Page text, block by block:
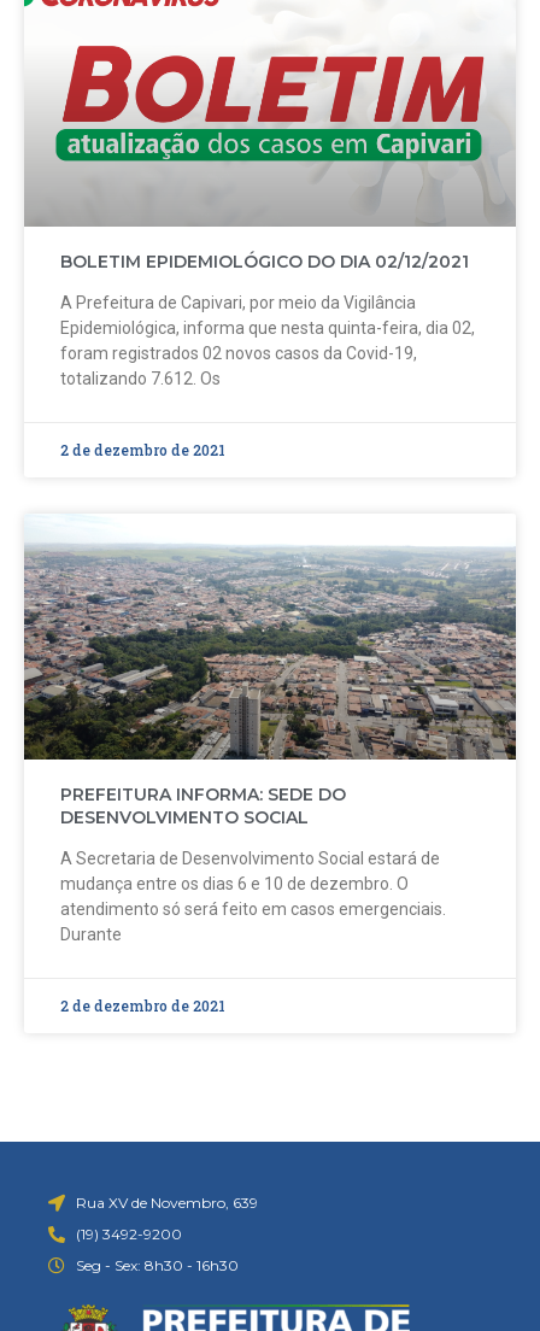
BOLETIM EPIDEMIOLÓGICO DO DIA 02/12/2021
A Prefeitura de Capivari, por meio da Vigilância
Epidemiológica, informa que nesta quinta-feira, dia 02,
foram registrados 02 novos casos da Covid-19,
totalizando 7.612. Os
2 de dezembro de 2021
PREFEITURA INFORMA: SEDE DO
DESENVOLVIMENTO SOCIAL
A Secretaria de Desenvolvimento Social estará de
mudança entre os dias 6 e 10 de dezembro. O
atendimento só será feito em casos emergenciais.
Durante
2 de dezembro de 2021
Rua XV de Novembro, 639
(19) 3492-9200
Seg - Sex: 8h30 - 16h30